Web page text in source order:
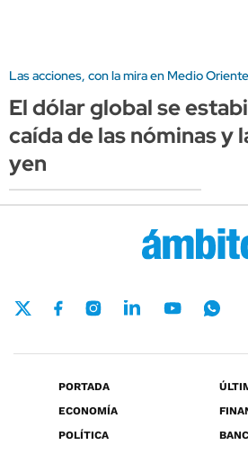
Las acciones, con la mira en Medio Oriente
El dólar global se
caída de las nóminas y
yen
PORTADA
ECONOMÍA
POLÍTICA